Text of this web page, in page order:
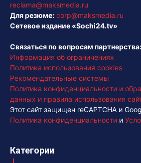
reclama@maksmedia.ru
Для резюме: corp@maksmedia.ru
Сетевое издание «Sochi24.tv»
Связаться по вопросам партнерства:
Информация об ограничениях
Политика использования cookies
Рекомендательные системы
Политика конфиденциальности и
данных и правила использования
Этот сайт защищен reCAPTCHA и
Политика конфиденциальности и
Категории